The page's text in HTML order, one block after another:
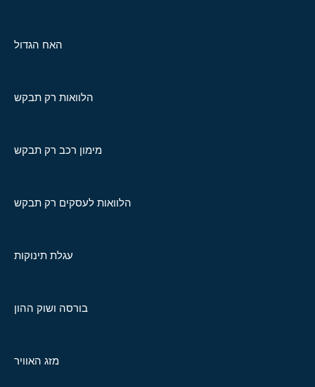
האח הגדול
הלוואות רק תבקש
מימון רכב רק תבקש
הלוואות לעסקים רק תבקש
עגלת תינוקות
בורסה ושוק ההון
מזג האוויר